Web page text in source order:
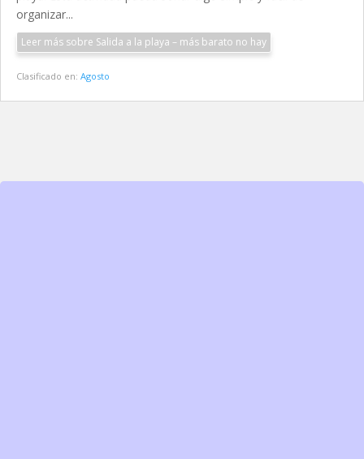
organizar...
Leer más sobre Salida a la playa – más barato no hay
Clasificado en: Agosto